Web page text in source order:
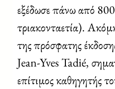
εξέδωσε πάνω από 800
τριακονταετία).
της πρόσφατης
Jean-Yves Tadié,
επίτιμος καθηγητής